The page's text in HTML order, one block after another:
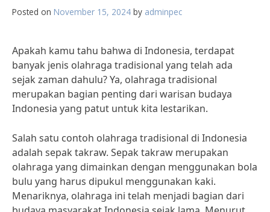
Posted on November 15, 2024 by adminpec
Apakah kamu tahu bahwa di Indonesia, terdapat
banyak jenis olahraga tradisional yang telah ada
sejak zaman dahulu? Ya, olahraga tradisional
merupakan bagian penting dari warisan budaya
Indonesia yang patut untuk kita lestarikan.
Salah satu contoh olahraga tradisional di Indonesia
adalah sepak takraw. Sepak takraw merupakan
olahraga yang dimainkan dengan menggunakan bola
bulu yang harus dipukul menggunakan kaki.
Menariknya, olahraga ini telah menjadi bagian dari